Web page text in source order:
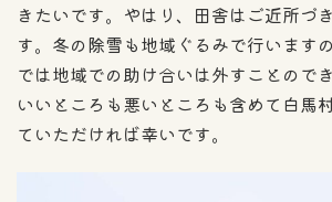
きたいです。やはり、田舎はご近所づ
す。冬の除雪も地域ぐるみで行います
では地域での助け合いは外すことので
いいところも悪いところも含めて白馬
ていただければ幸いです。